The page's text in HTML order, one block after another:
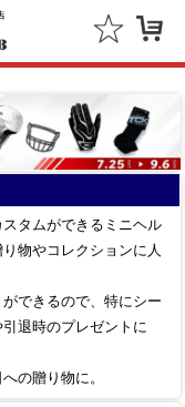
タムができるミニヘル
物やコレクションに人
できるので、特にシー
退時のプレゼントに
の贈り物に。